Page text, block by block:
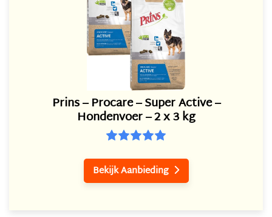
Prins – Procare – Super Active –
Hondenvoer – 2 x 3 kg
Bekijk Aanbieding 